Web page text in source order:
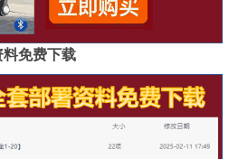
免费下载